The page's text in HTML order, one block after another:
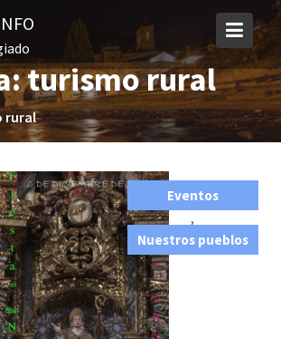
turismo rural
rural
Eventos
,
Nuestros pueblos